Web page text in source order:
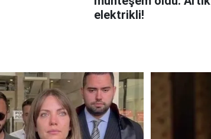
elektrikli!